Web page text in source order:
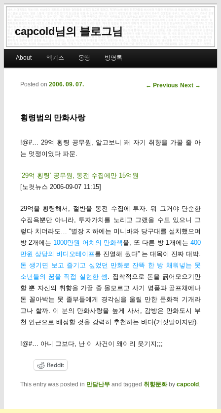
capcold님의 블로그님
Skip to primary content
Skip to secondary content
About 엑기스 몽땅 방명록
Post navigation
← Previous Next →
횡령범의 만화사랑
Posted on 2006. 09. 07.
!@#… 29억 횡령 공무원, 알고보니 꽤 자기 취향을 가꿀 줄 아
는 멋쟁이였다 파문.
’29억 횡령’ 공무원, 동전 수집에만 15억원
[노컷뉴스 2006-09-07 11:15]
29억을 횡령해서, 절반을 동전 수집에 투자. 뭐 그거야 단순한
수집욕뿐만 아니라, 투자가치를 노리고 그랬을 수도 있으니 그
렇다 치더라도… “별장 지하에는 미니바와 당구대를 설치했으며
방 2개에는 1000만원 어치의 만화책 을, 또 다른 방 1개에는400
만원 상당의 비디오테이프를 진열해 뒀다” 는 대목이 진짜 대박.
돈 생기면 보고 즐기고 싶었던 만화로 잔뜩 한 방 채워넣는 뭇
소년들의 꿈을 직접 실현한 셈
. 집착적으로 돈을 긁어모으기만
할 뿐 자신의 취향을 가꿀 줄 몰모르고 사기 명품과 골프채에나
돈 꼴아박는 뭇 졸부들에게 경각심을 울릴 만한 문화적 기개라
고나 할까. 이 분의 만화사랑을 높게 사서, 감방은 만화도시 부
천 인근으로 배정할 것을 강력히 추천하는 바다(거짓말이지만).
!@#… 아니 그보다, 난 이 사건이 왜이리 웃기지;;;
Reddit
This entry was posted in 만담난무and tagged 취향문화by capcold .